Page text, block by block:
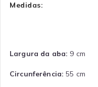
Medidas:
Largura da aba: 9 cm
Circunferência: 55 cm